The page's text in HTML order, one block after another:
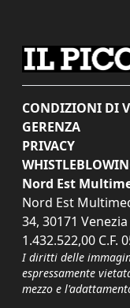
CONDIZIONI DI
GERENZA
PRIVACY
Nord Est
Nord Est
34, 30171
1.432.522,00 C.F.
I diritti delle
espressamente
mezzo e